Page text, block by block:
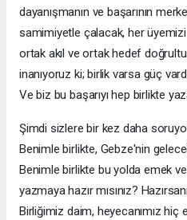
dayanışmanın ve başarının
samimiyetle çalacak, her üyemizi
ortak akıl ve ortak hedef
inanıyoruz ki; birlik varsa güç
Ve biz bu başarıyı hep birlikte
Şimdi sizlere bir kez daha
Benimle birlikte, Gebze'nin
Benimle birlikte bu yolda emek
yazmaya hazır mısınız?
Birliğimiz daim, heyecanımız hiç